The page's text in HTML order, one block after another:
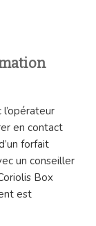
en contact
forfait
un conseiller
Box
est